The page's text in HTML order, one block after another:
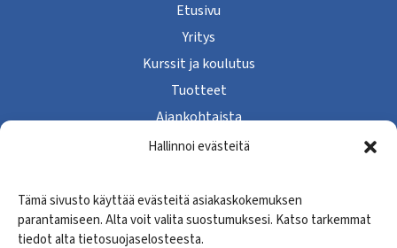
Hallinnoi evästeitä
Tämä sivusto käyttää evästeitä asiakaskokemuksen
parantamiseen. Alta voit valita suostumuksesi. Katso tarkemmat
tiedot alta tietosuojaselosteesta.
Etusivu
Yritys
Kurssit ja koulutus
Tuotteet
Ajankohtaista
Yhteystiedot
SEURAA MEITÄ